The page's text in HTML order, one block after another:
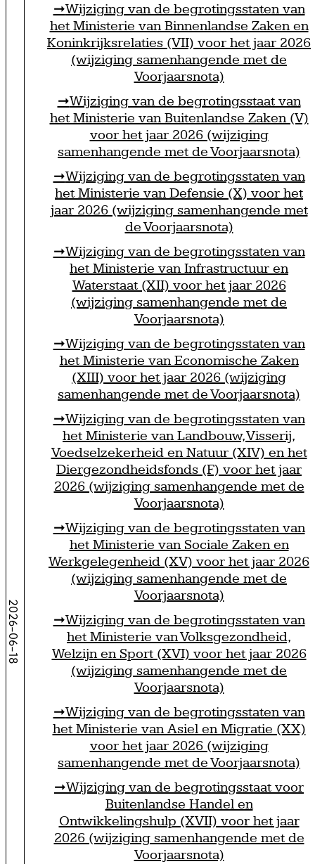
2026-06-18
Wijziging van de begrotingsstaten van
het Ministerie van Binnenlandse Zaken en
Koninkrijksrelaties (VII) voor het jaar 2026
(wijziging samenhangende met de
Voorjaarsnota)
Wijziging van de begrotingsstaat van
het Ministerie van Buitenlandse Zaken (V)
voor het jaar 2026 (wijziging
samenhangende met de Voorjaarsnota)
Wijziging van de begrotingsstaten van
het Ministerie van Defensie (X) voor het
jaar 2026 (wijziging samenhangende met
de Voorjaarsnota)
Wijziging van de begrotingsstaten van
het Ministerie van Infrastructuur en
Waterstaat (XII) voor het jaar 2026
(wijziging samenhangende met de
Voorjaarsnota)
Wijziging van de begrotingsstaten van
het Ministerie van Economische Zaken
(XIII) voor het jaar 2026 (wijziging
samenhangende met de Voorjaarsnota)
Wijziging van de begrotingsstaten van
het Ministerie van Landbouw, Visserij,
Voedselzekerheid en Natuur (XIV) en het
Diergezondheidsfonds (F) voor het jaar
2026 (wijziging samenhangende met de
Voorjaarsnota)
Wijziging van de begrotingsstaten van
het Ministerie van Sociale Zaken en
Werkgelegenheid (XV) voor het jaar 2026
(wijziging samenhangende met de
Voorjaarsnota)
Wijziging van de begrotingsstaten van
het Ministerie van Volksgezondheid,
Welzijn en Sport (XVI) voor het jaar 2026
(wijziging samenhangende met de
Voorjaarsnota)
Wijziging van de begrotingsstaten van
het Ministerie van Asiel en Migratie (XX)
voor het jaar 2026 (wijziging
samenhangende met de Voorjaarsnota)
Wijziging van de begrotingsstaat voor
Buitenlandse Handel en
Ontwikkelingshulp (XVII) voor het jaar
2026 (wijziging samenhangende met de
Voorjaarsnota)